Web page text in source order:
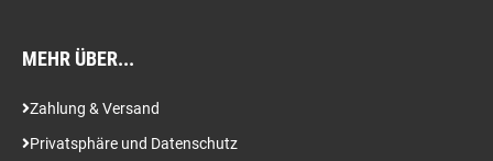
MEHR ÜBER...
Zahlung & Versand
Privatsphäre und Datenschutz